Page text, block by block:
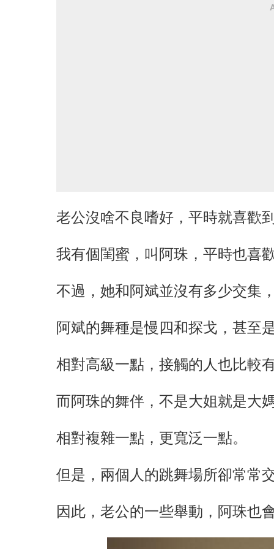
老公沒啥不良嗜好，平時就喜歡
我有個閨蜜，叫阿珠，平時也喜
不過，她和阿斌並沒有多少交集
阿斌的舞種是慢四和探戈，甚至
相對高級一點，接觸的人也比較
而阿珠的舞伴，不是大姐就是大
相對複雜一點，更寬泛一點。
但是，兩個人的跳舞場所卻常常
因此，老公的一些舉動，阿珠也